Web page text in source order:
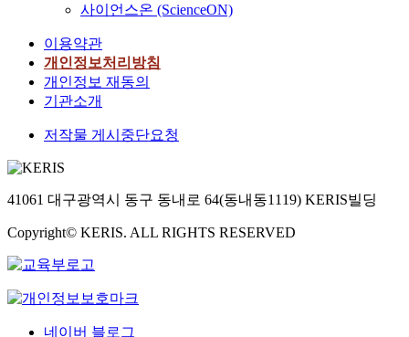
사이언스온 (ScienceON)
이용약관
개인정보처리방침
개인정보 재동의
기관소개
저작물 게시중단요청
41061 대구광역시 동구 동내로 64(동내동1119) KERIS빌딩
Copyright© KERIS. ALL RIGHTS RESERVED
네이버 블로그